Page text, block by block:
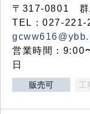
〒317‐0801 群
TEL：027-
営業時間：9:00
日
販売可 工